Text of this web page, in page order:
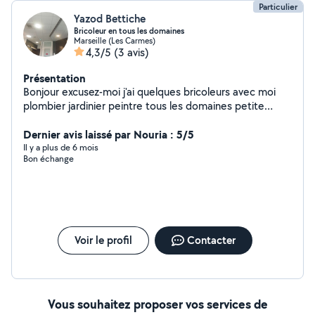
Particulier
Yazod Bettiche
Bricoleur en tous les domaines
Marseille (Les Carmes)
4,3/5 (3 avis)
Présentation
Bonjour excusez-moi j'ai quelques bricoleurs avec moi
plombier jardinier peintre tous les domaines petite
Dernier avis laissé par Nouria : 5/5
Il y a plus de 6 mois
Bon échange
Voir le profil Contacter
Vous souhaitez proposer vos services de